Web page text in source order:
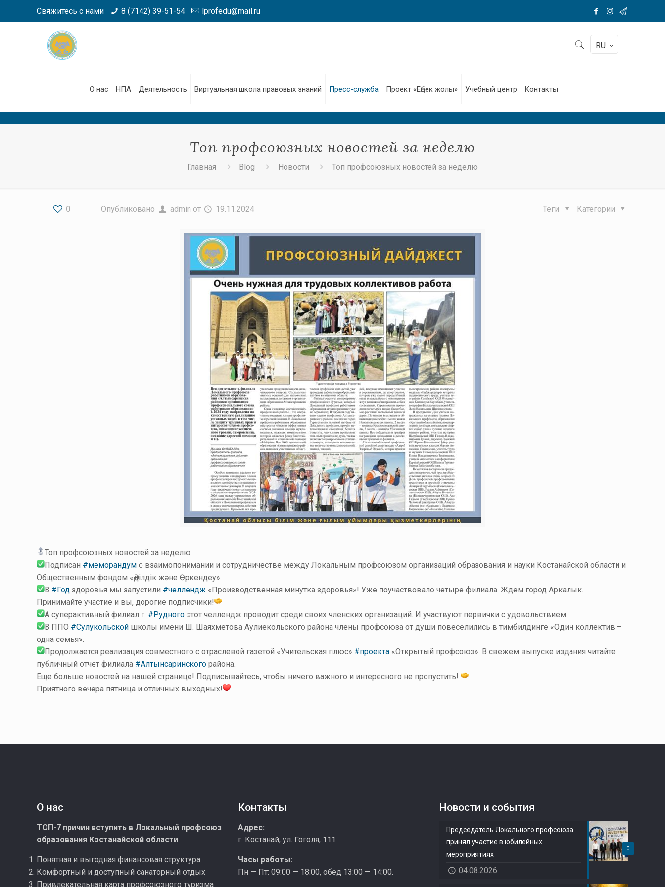
Свяжитесь с нами 8 (7142) 39-51-54 lprofedu@mail.ru
О нас НПА Деятельность Виртуальная школа правовых знаний Пресс-служба Проект «Еңбек жолы» Учебный центр Контакты
RU
Топ профсоюзных новостей за неделю
Главная Blog Новости Топ профсоюзных новостей за неделю
0 Опубликовано admin от 19.11.2024 Категории
Теги
Топ профсоюзных новостей за неделю
Подписан #меморандум о взаимопонимании и сотрудничестве между Локальным профсоюзом организаций образования и науки Костанайской области и
Общественным фондом «Әділдік және Өркендеу».
В #Год здоровья мы запустили #челлендж «Производственная минутка здоровья»! Уже поучаствовало четыре филиала. Ждем город Аркалык.
Принимайте участие и вы, дорогие подписчики!
А суперактивный филиал г. #Рудного этот челлендж проводит среди своих членских организаций. И участвуют первички с удовольствием.
В ППО #Сулукольской школы имени Ш. Шаяхметова Аулиекольского района члены профсоюза от души повеселились в тимбилдинге «Один коллектив –
одна семья».
Продолжается реализация совместного с отраслевой газетой «Учительская плюс» #проекта «Открытый профсоюз». В свежем выпуске издания читайте
публичный отчет филиала #Алтынсаринского района.
Еще больше новостей на нашей странице! Подписывайтесь, чтобы ничего важного и интересного не пропустить!
Приятного вечера пятница и отличных выходных!
О нас
ТОП-7 причин вступить в Локальный профсоюз
образования Костанайской области
Понятная и выгодная финансовая структура
Комфортный и доступный санаторный отдых
Привлекательная карта профсоюзного туризма
Контакты
Адрес:
г. Костанай, ул. Гоголя, 111
Часы работы:
Пн — Пт: 09:00 — 18:00, обед 13:00 — 14:00.
Новости и события
0
Председатель Локального профсоюза
принял участие в юбилейных
мероприятиях
04.08.2026